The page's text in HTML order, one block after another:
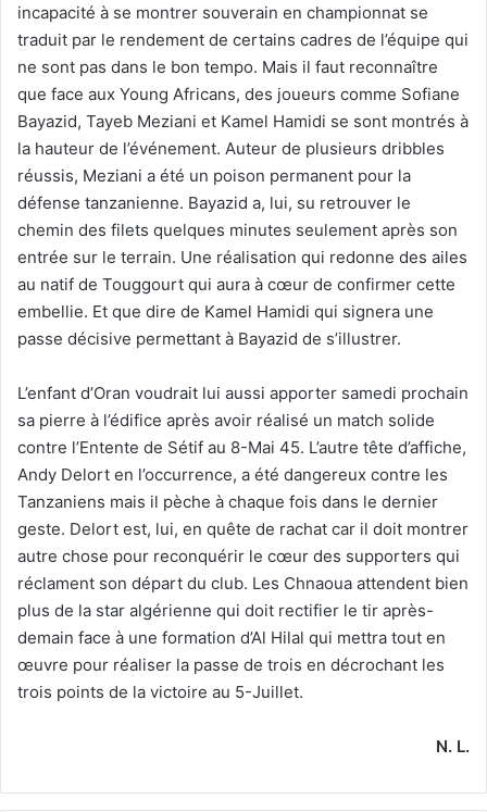
incapacité à se montrer souverain en championnat se
traduit par le rendement de certains cadres de l’équipe qui
ne sont pas dans le bon tempo. Mais il faut reconnaître
que face aux Young Africans, des joueurs comme Sofiane
Bayazid, Tayeb Meziani et Kamel Hamidi se sont montrés à
la hauteur de l’événement. Auteur de plusieurs dribbles
réussis, Meziani a été un poison permanent pour la
défense tanzanienne. Bayazid a, lui, su retrouver le
chemin des filets quelques minutes seulement après son
entrée sur le terrain. Une réalisation qui redonne des ailes
au natif de Touggourt qui aura à cœur de confirmer cette
embellie. Et que dire de Kamel Hamidi qui signera une
passe décisive permettant à Bayazid de s’illustrer.
L’enfant d’Oran voudrait lui aussi apporter samedi prochain
sa pierre à l’édifice après avoir réalisé un match solide
contre l’Entente de Sétif au 8-Mai 45. L’autre tête d’affiche,
Andy Delort en l’occurrence, a été dangereux contre les
Tanzaniens mais il pèche à chaque fois dans le dernier
geste. Delort est, lui, en quête de rachat car il doit montrer
autre chose pour reconquérir le cœur des supporters qui
réclament son départ du club. Les Chnaoua attendent bien
plus de la star algérienne qui doit rectifier le tir après-
demain face à une formation d’Al Hilal qui mettra tout en
œuvre pour réaliser la passe de trois en décrochant les
trois points de la victoire au 5-Juillet.
N. L.